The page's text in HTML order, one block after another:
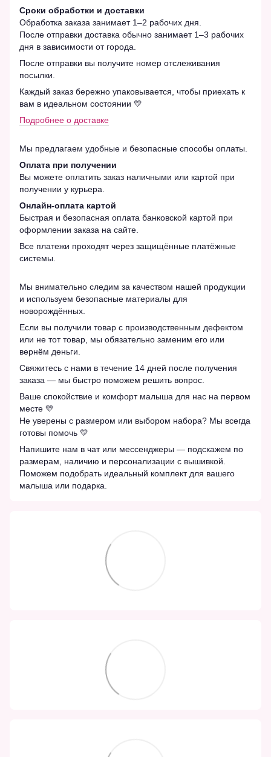
Сроки обработки и доставки
Обработка заказа занимает 1–2 рабочих дня.
После отправки доставка обычно занимает 1–3 рабочих
дня в зависимости от города.
После отправки вы получите номер отслеживания
посылки.
Каждый заказ бережно упаковывается, чтобы приехать к
вам в идеальном состоянии 💛
Подробнее о доставке
Мы предлагаем удобные и безопасные способы оплаты.
Оплата при получении
Вы можете оплатить заказ наличными или картой при
получении у курьера.
Онлайн-оплата картой
Быстрая и безопасная оплата банковской картой при
оформлении заказа на сайте.
Все платежи проходят через защищённые платёжные
системы.
Мы внимательно следим за качеством нашей продукции
и используем безопасные материалы для
новорождённых.
Если вы получили товар с производственным дефектом
или не тот товар, мы обязательно заменим его или
вернём деньги.
Свяжитесь с нами в течение 14 дней после получения
заказа — мы быстро поможем решить вопрос.
Ваше спокойствие и комфорт малыша для нас на первом
месте 💛
Не уверены с размером или выбором набора? Мы всегда
готовы помочь 💛
Напишите нам в чат или мессенджеры — подскажем по
размерам, наличию и персонализации с вышивкой.
Поможем подобрать идеальный комплект для вашего
малыша или подарка.